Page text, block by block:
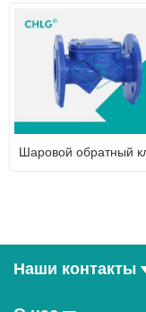
Шаровой обратный
Наши контакты